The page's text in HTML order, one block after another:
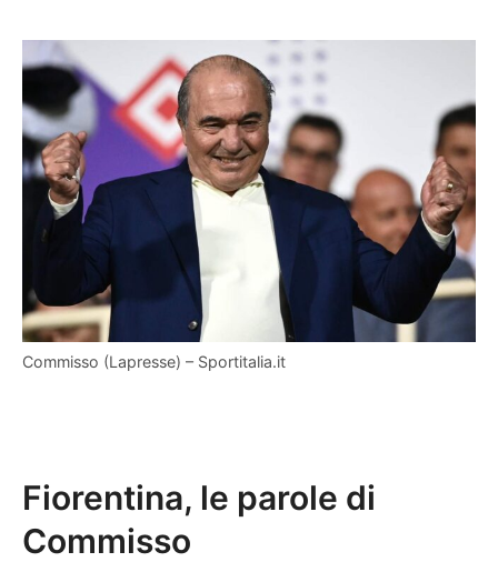
Commisso (Lapresse) – Sportitalia.it
Fiorentina, le parole di
Commisso